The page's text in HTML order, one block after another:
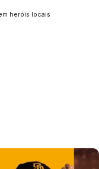
heróis locais